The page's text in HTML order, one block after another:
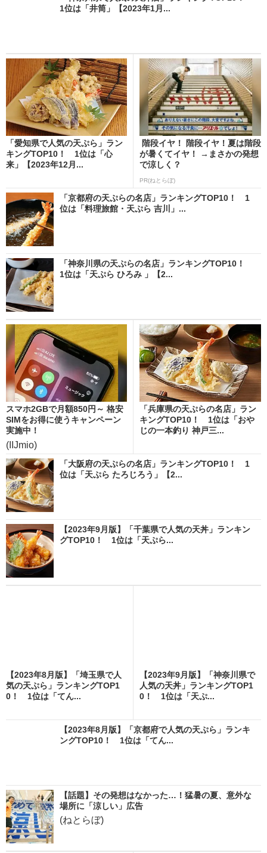
1位は「井筒」【2023年1月...
「愛知県で人気の天ぷら」ラン
キングTOP10！ 1位は「心
来」【2023年12月...
階段イヤ！ 階段イヤ！夏は階段
が暑くてイヤ！ →まさかの発想
で涼しく？
PR(ねとらぼ)
「京都府の天ぷらの名店」ランキングTOP10！ 1
位は「料理旅館・天ぷら 吉川」...
「神奈川県の天ぷらの名店」ランキングTOP10！
1位は「天ぷら ひろみ 」【2...
スマホ2GBで月額850円～ 格安
SIMをお得に使うキャンペーン
実施中！
(IIJmio)
「兵庫県の天ぷらの名店」ラン
キングTOP10！ 1位は「おや
じの一本釣り 神戸三...
「大阪府の天ぷらの名店」ランキングTOP10！ 1
位は「天ぷら たろじろう」【2...
【2023年9月版】「千葉県で人気の天丼」ランキン
グTOP10！ 1位は「天ぷら...
【2023年8月版】「埼玉県で人
気の天ぷら」ランキングTOP1
0！ 1位は「てん...
【2023年9月版】「神奈川県で
人気の天丼」ランキングTOP1
0！ 1位は「天ぷ...
【2023年8月版】「京都府で人気の天ぷら」ランキ
ングTOP10！ 1位は「てん...
【話題】その発想はなかった…！猛暑の夏、意外な
場所に「涼しい」広告
(ねとらぼ)